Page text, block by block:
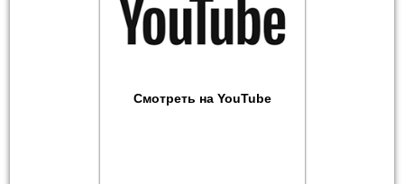
Смотреть на YouTube